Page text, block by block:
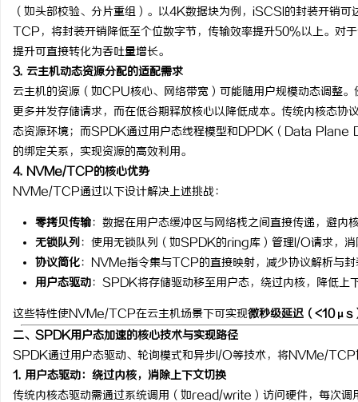
（如头部校验、分片重组）。以4K数据块为例，iSCSI的封装开销
TCP，将封装开销降低至个位数字节，传输效率提升50%以上。对
提升可直接转化为吞吐量增长。
3. 云主机动态资源分配的适配需求
云主机的资源（如CPU核心、网络带宽）可能随用户规模动态调整
更多并发存储请求，而在低谷期释放核心以降低成本。传统内核态
态资源环境；而SPDK通过用户态线程模型和DPDK（Data
的绑定关系，实现资源的高效利用。
4. NVMe/TCP的核心优势
NVMe/TCP通过以下设计解决上述挑战：
零拷贝传输：数据在用户态缓冲区与网络栈之间直接传递，避内
无锁队列：使用无锁队列（如SPDK的ring库）管理I/O请求，
协议简化：NVMe指令集与TCP的直接映射，减少协议解析与封
用户态驱动：SPDK将存储驱动移至用户态，绕过内核，降低上
这些特性使NVMe/TCP在云主机场景下可实现微秒级延迟（<10μs
二、SPDK用户态加速的核心技术与实现路径
SPDK通过用户态驱动、轮询模式和异步I/O等技术，将NVMe/TCP
1. 用户态驱动：绕过内核，消除上下文切换
传统内核态驱动需通过系统调用（如read/write）访问硬件，每次
武汉配眼镜 上海配眼镜